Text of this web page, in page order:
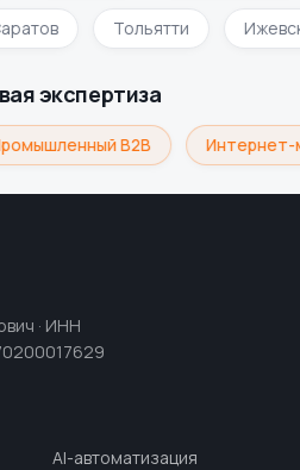
Тольятти
экспертиза
B2B Интернет-
· ИНН
AI-автоматизация